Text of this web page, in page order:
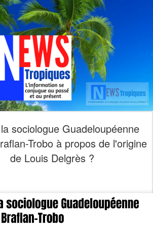
sociologue Guadeloupéenne
Trobo à propos de l'origine
de Louis Delgrès ?